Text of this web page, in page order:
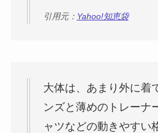
引用元： Yahoo!知恵袋
大体は、あまり外に着
ンズと薄めのトレーナ
ャツなどの動きやすい